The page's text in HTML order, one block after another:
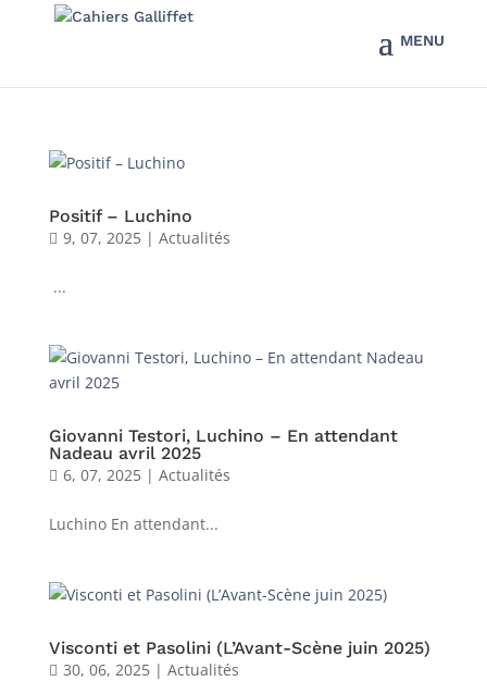
Positif – Luchino
9, 07, 2025| Actualités
...
Giovanni Testori, Luchino – En attendant
Nadeau avril 2025
6, 07, 2025| Actualités
Luchino En attendant...
Visconti et Pasolini (L’Avant-Scène juin 2025)
30, 06, 2025| Actualités